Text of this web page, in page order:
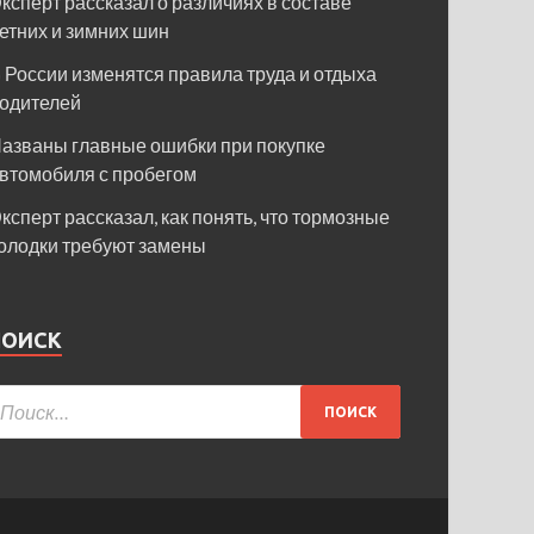
и зимних шин
России изменятся правила труда и отдыха
главные ошибки при покупке
с пробегом
рассказал, как понять, что тормозные
требуют замены